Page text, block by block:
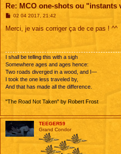
Re: MCO one-shots ou "instants
M
s
02 04 2017, 21:42
Merci, je vais corriger ça de ce pas ! ^^
I shall be telling this with a sigh
Somewhere ages and ages hence:
Two roads diverged in a wood, and I—
I took the one less traveled by,
And that has made all the difference.
"The Road Not Taken" by Robert Frost
TEEGER59
Grand Condor